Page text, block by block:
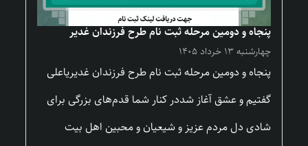
پنجاه و دومین مرحله ثبت نام طرح فرزندان غدیر
چهارشنبه ۱۳ خرداد ۱۴۰۵
پنجاه و دومین مرحله ثبت نام طرح فرزندان غدیریاعلی
گفتیم و عشق آغاز شددر کنار شما قدم‌های بزرگی برای
شادی دل مردم عزیز و شیعیان و محبین اهل بیت